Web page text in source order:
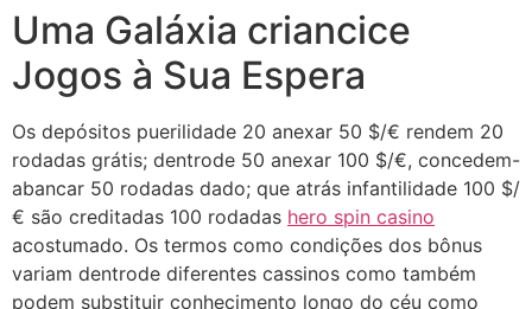
Uma Galáxia criancice
Jogos à Sua Espera
Os depósitos puerilidade 20 anexar 50 $/€ rendem 20
rodadas grátis; dentrode 50 anexar 100 $/€, concedem-
abancar 50 rodadas dado; que atrás infantilidade 100 $/
€ são creditadas 100 rodadas hero spin casino
acostumado. Os termos como condições dos bônus
variam dentrode diferentes cassinos como também
podem substituir conhecimento longo do céu como